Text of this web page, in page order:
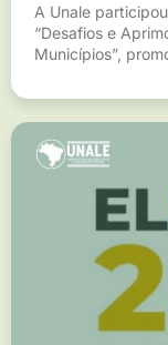
A Unale
“Desafios e
Municípios”,